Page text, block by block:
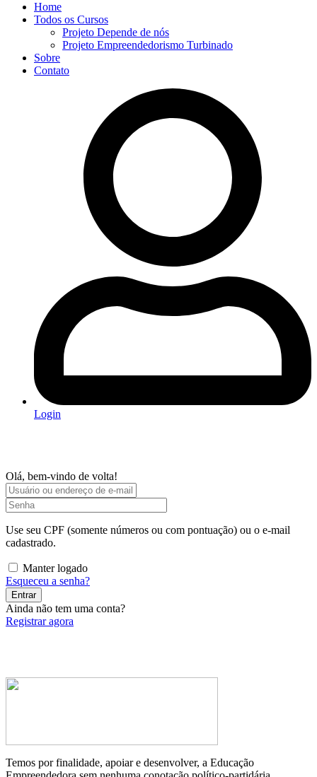
Home
Todos os Cursos
Projeto Depende de nós
Projeto Empreendedorismo Turbinado
Sobre
Contato
Login
Olá, bem-vindo de volta!
Use seu CPF (somente números ou com pontuação) ou o e-mail
cadastrado.
Manter logado
Esqueceu a senha?
Entrar
Ainda não tem uma conta?
Registrar agora
Temos por finalidade, apoiar e desenvolver, a Educação